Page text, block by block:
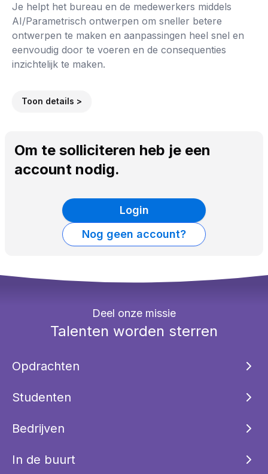
Je helpt het bureau en de medewerkers middels
AI/Parametrisch ontwerpen om sneller betere
ontwerpen te maken en aanpassingen heel snel en
eenvoudig door te voeren en de consequenties
inzichtelijk te maken.
Toon details >
Om te solliciteren heb je een
account nodig.
Login
Nog geen account?
Deel onze missie
Talenten worden sterren
Opdrachten
Studenten
Bedrijven
In de buurt